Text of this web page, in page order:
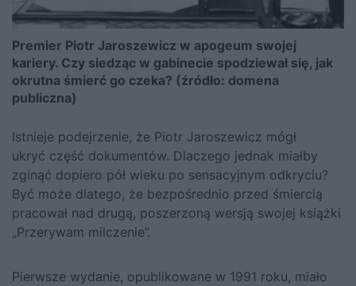
Premier Piotr Jaroszewicz w apogeum swojej
kariery. Czy siedząc w gabinecie spodziewał się, jak
okrutna śmierć go czeka? (źródło: domena
publiczna)
Istnieje podejrzenie, że Piotr Jaroszewicz mógł
ukryć część dokumentów. Dlaczego jednak miałby
zginąć dopiero pół wieku po sensacyjnym odkryciu?
Być może dlatego, że bezpośrednio przed śmiercią
pracował nad drugą, poszerzoną wersją swojej książki
„Przerywam milczenie”.
Pierwsze wydanie, opublikowane w 1991 roku, miało